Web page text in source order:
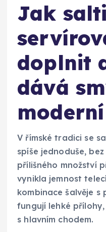
Jak
doplnit
dává
V římské tradici se
spíše jednoduše,
přílišného množství
vynikla jemnost
kombinace šalvěje s
fungují lehké
s hlavním chodem.